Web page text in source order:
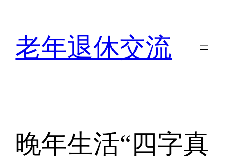
老年退休交流
晚年生活“四字真